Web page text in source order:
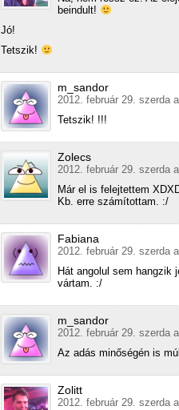
beindult!
Jó!
Tetszik!
m_sandor
2012. február 29. szerda
Tetszik! !!!
Zolecs
2012. február 29. szerda
Már el is felejtettem
Kb. erre számítottam. :/
Fabiana
2012. február 29. szerda
Hát angolul sem
vártam. :/
m_sandor
2012. február 29. szerda
Az adás minőségén is
Zolitt
2012. február 29. szerda